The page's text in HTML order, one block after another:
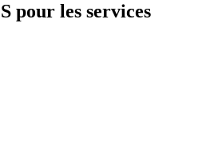
pour les services